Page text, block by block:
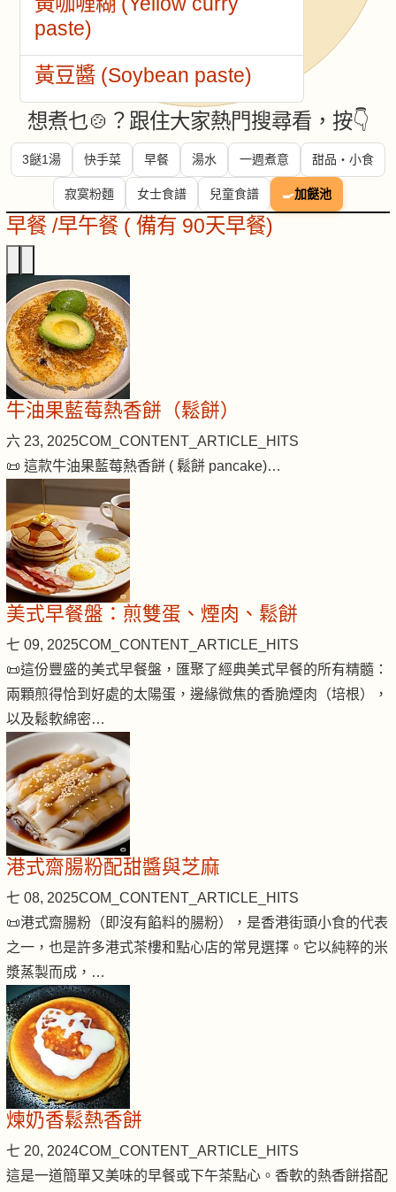
paste)
黃豆醬 (Soybean paste)
想煮乜🍲？跟住大家熱門搜尋看，按👇
3餸1湯 快手菜 早餐 湯水 一週煮意 甜品・小食
寂寞粉麵 女士食譜 兒童食譜 🍳加餸池
早餐 /早午餐 ( 備有 90天早餐)
牛油果藍莓熱香餅（鬆餅）
六 23, 2025COM_CONTENT_ARTICLE_HITS
📜 這款牛油果藍莓熱香餅 ( 鬆餅 pancake)…
美式早餐盤：煎雙蛋、煙肉、鬆餅
七 09, 2025COM_CONTENT_ARTICLE_HITS
📜這份豐盛的美式早餐盤，匯聚了經典美式早餐的所有精髓：
兩顆煎得恰到好處的太陽蛋，邊緣微焦的香脆煙肉（培根），
以及鬆軟綿密…
港式齋腸粉配甜醬與芝麻
七 08, 2025COM_CONTENT_ARTICLE_HITS
📜港式齋腸粉（即沒有餡料的腸粉），是香港街頭小食的代表
之一，也是許多港式茶樓和點心店的常見選擇。它以純粹的米
漿蒸製而成，…
煉奶香鬆熱香餅
七 20, 2024COM_CONTENT_ARTICLE_HITS
這是一道簡單又美味的早餐或下午茶點心。香軟的熱香餅搭配